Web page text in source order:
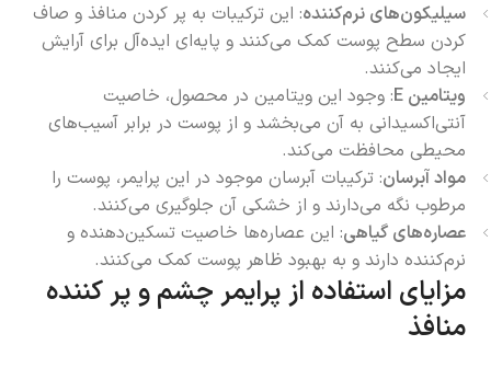
سیلیکون‌های نرم‌کننده: این ترکیبات به پر کردن منافذ و صاف
کردن سطح پوست کمک می‌کنند و پایه‌ای ایده‌آل برای آرایش
ایجاد می‌کنند.
ویتامین E : وجود این ویتامین در محصول، خاصیت
آنتی‌اکسیدانی به آن می‌بخشد و از پوست در برابر آسیب‌های
محیطی محافظت می‌کند.
مواد آبرسان: ترکیبات آبرسان موجود در این پرایمر، پوست را
مرطوب نگه می‌دارند و از خشکی آن جلوگیری می‌کنند.
عصاره‌های گیاهی: این عصاره‌ها خاصیت تسکین‌دهنده و
نرم‌کننده دارند و به بهبود ظاهر پوست کمک می‌کنند.
مزایای استفاده از پرایمر چشم و پر کننده
منافذ